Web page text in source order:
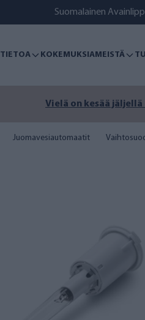
Suomalainen
TIETOA KOKEMUKSIAMEISTÄ
Vielä on kesää
Juomavesiautomaatit